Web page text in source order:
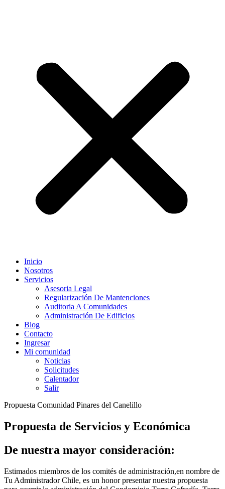
Inicio
Nosotros
Servicios
Asesoria Legal
Regularización De Mantenciones
Auditoria A Comunidades
Administración De Edificios
Blog
Contacto
Ingresar
Mi comunidad
Noticias
Solicitudes
Calentador
Salir
Propuesta Comunidad Pinares del Canelillo
Propuesta de Servicios y Económica
De nuestra mayor consideración:
Estimados miembros de los comités de administración,en nombre de
Tu Administrador Chile, es un honor presentar nuestra propuesta